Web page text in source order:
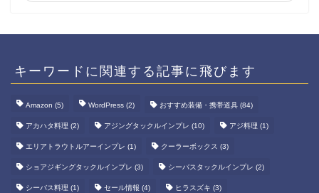
キーワードに関連する記事に飛びます
Amazon (5) WordPress (2) おすすめ装備・携帯道具 (84)
アカハタ料理 (2) アジングタックルインプレ (10) アジ料理 (1)
エリアトラウトルアーインプレ (1) クーラーボックス (3)
ショアジギングタックルインプレ (3) シーバスタックルインプレ (2)
シーバス料理 (1) セール情報 (4) ヒラスズキ (3)